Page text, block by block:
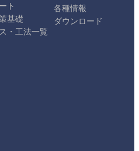
ト
基礎
・工法一覧
各種情報
ダウンロード